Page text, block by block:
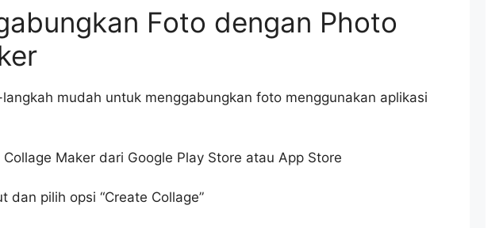
Foto dengan Photo
mudah untuk menggabungkan foto menggunakan aplikasi
Maker dari Google Play Store atau App Store
dan pilih opsi “Create Collage”